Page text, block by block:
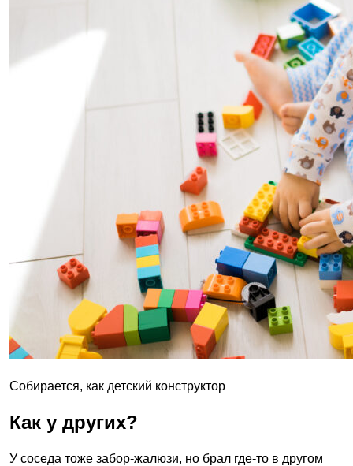
Собирается, как детский конструктор
Как у других?
У соседа тоже забор-жалюзи, но брал где-то в другом